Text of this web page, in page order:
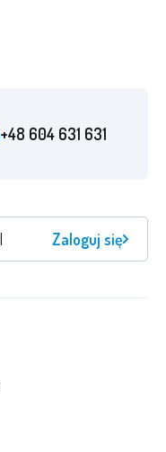
+48 604 631 631
Zaloguj się